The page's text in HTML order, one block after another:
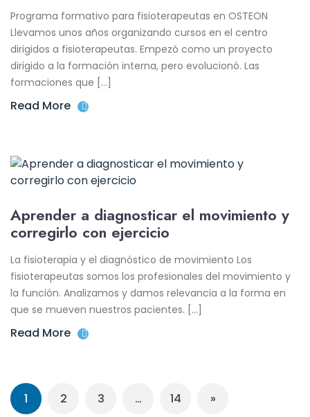
Programa formativo para fisioterapeutas en OSTEON
Llevamos unos años organizando cursos en el centro
dirigidos a fisioterapeutas. Empezó como un proyecto
dirigido a la formación interna, pero evolucionó. Las
formaciones que […]
Read More
Aprender a diagnosticar el movimiento y
corregirlo con ejercicio
La fisioterapia y el diagnóstico de movimiento Los
fisioterapeutas somos los profesionales del movimiento y
la función. Analizamos y damos relevancia a la forma en
que se mueven nuestros pacientes. […]
Read More
1 2 3 … 14 »